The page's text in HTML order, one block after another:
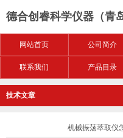
德合创睿科学仪器（青
网站首页 公司简介
联系我们 产品目录
技术文章
机械振荡萃取仪